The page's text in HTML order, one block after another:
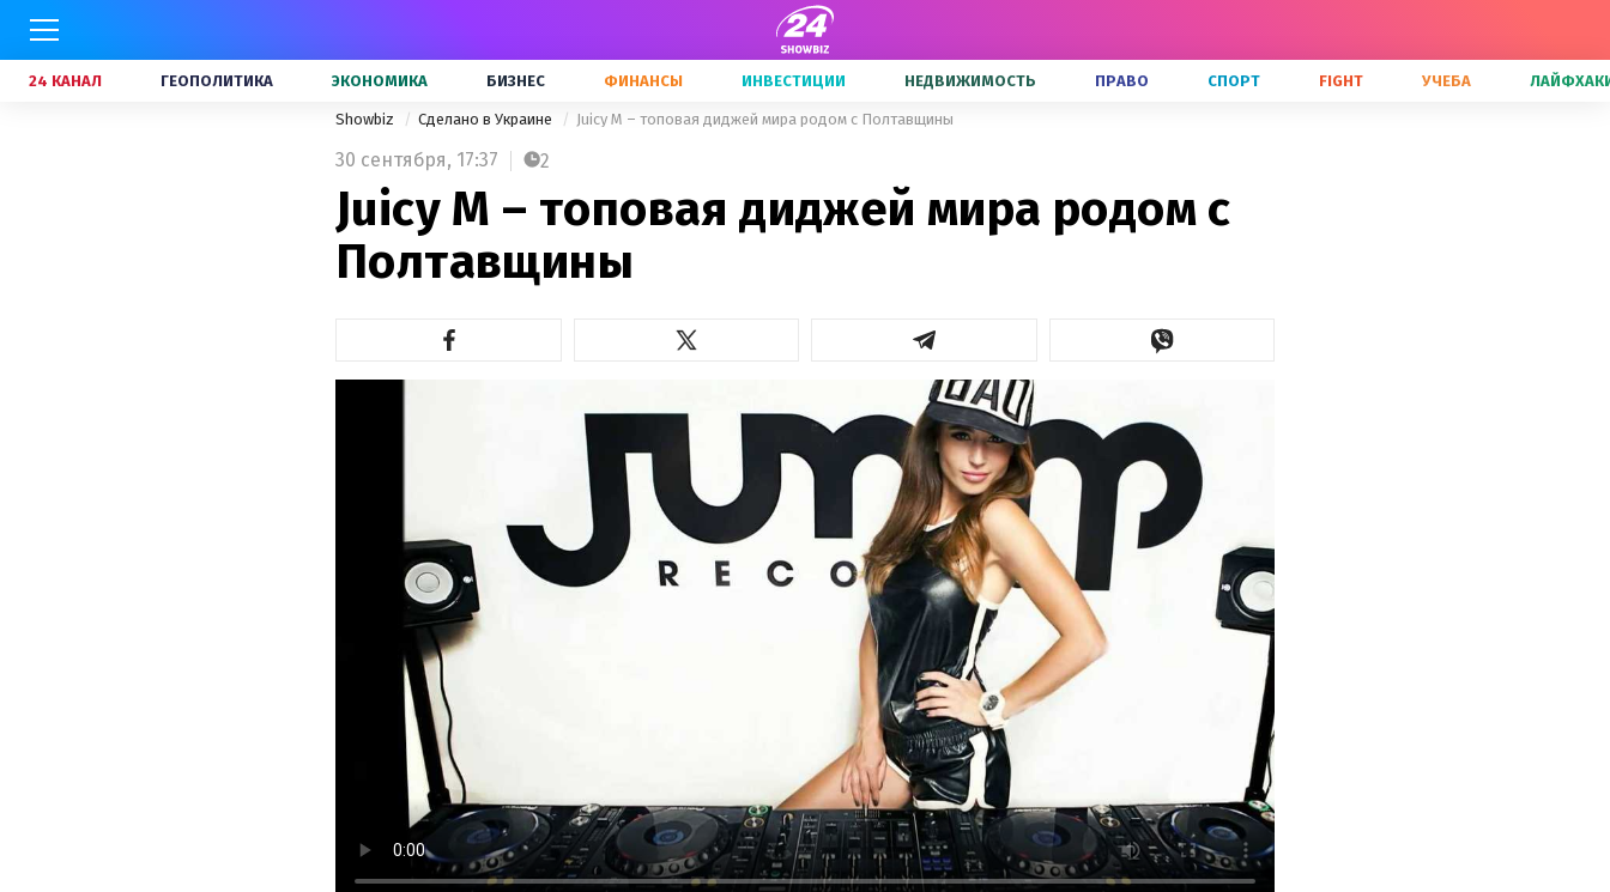
24 КАНАЛ ГЕОПОЛИТИКА ЭКОНОМИКА БИЗНЕС ФИНАНСЫ ИНВЕСТИЦИИ НЕДВИЖИМОСТЬ ПРАВО СПОРТ FIGHT УЧЕБА
Showbiz Сделано в Украине Juicy M – топовая диджей мира родом с Полтавщины
30 сентября, 17:37 2
Juicy M – топовая диджей мира родом с
Полтавщины